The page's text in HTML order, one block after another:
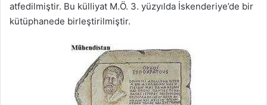
atfedilmiştir. Bu külliyat M.Ö. 3. yüzyılda İskenderiye’de bir
kütüphanede birleştirilmiştir.